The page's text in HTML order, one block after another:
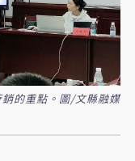
的重點。圖/文縣融媒